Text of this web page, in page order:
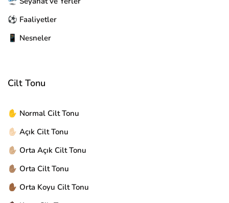
⚽ Faaliyetler
📱 Nesneler
Cilt Tonu
✋ Normal Cilt Tonu
✋🏻 Açık Cilt Tonu
✋🏼 Orta Açık Cilt Tonu
✋🏽 Orta Cilt Tonu
✋🏾 Orta Koyu Cilt Tonu